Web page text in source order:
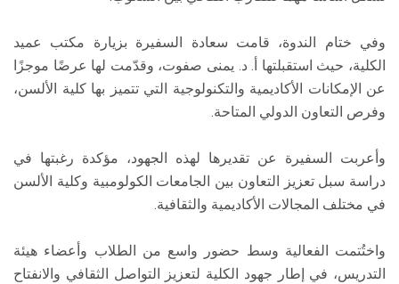
وفي ختام الندوة، قامت سعادة السفيرة بزيارة مكتب عميد
الكلية، حيث استقبلتها أ. د. يمنى صفوت، وقدّمت لها عرضًا موجزًا
عن الإمكانات الأكاديمية والتكنولوجية التي تتميز بها كلية الألسن،
وفرص التعاون الدولي المتاحة.
وأعربت السفيرة عن تقديرها لهذه الجهود، مؤكدة رغبتها في
دراسة سبل تعزيز التعاون بين الجامعات الكولومبية وكلية الألسن
في مختلف المجالات الأكاديمية والثقافية.
واختُتمت الفعالية وسط حضور واسع من الطلاب وأعضاء هيئة
التدريس، في إطار جهود الكلية لتعزيز التواصل الثقافي والانفتاح